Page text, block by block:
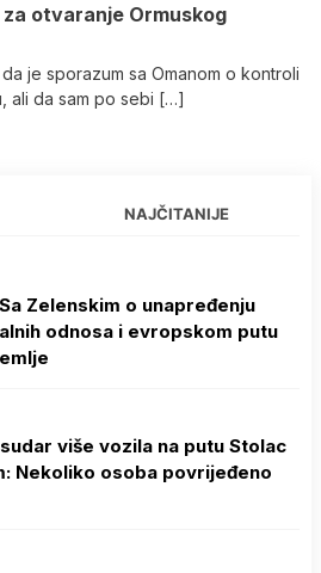
otvaranje Ormuskog
je sporazum sa Omanom o kontroli
ali da sam po sebi […]
NAJČITANIJE
Zelenskim o unapređenju
odnosa i evropskom putu
više vozila na putu Stolac
Nekoliko osoba povrijeđeno